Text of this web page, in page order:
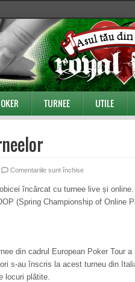
TURNEE UTILE
Comentariile sunt închisepentru
turneelor
încărcat cu turnee live și
(Spring Championship of Online
din cadrul European Poker Tour
s-au înscris la acest turneu din
locuri plătite.